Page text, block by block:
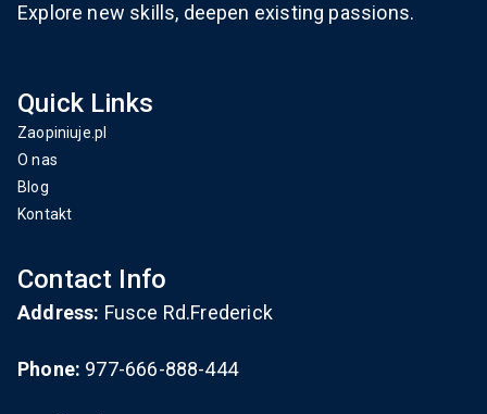
Explore new skills, deepen existing passions.
Quick Links
Zaopiniuje.pl
O nas
Blog
Kontakt
Contact Info
Address: Fusce Rd.Frederick
Phone: 977-666-888-444